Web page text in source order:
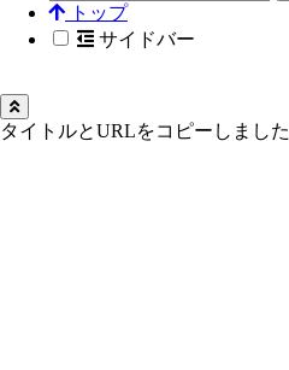
トップ
サイドバー
タイトルとURLをコピーしました